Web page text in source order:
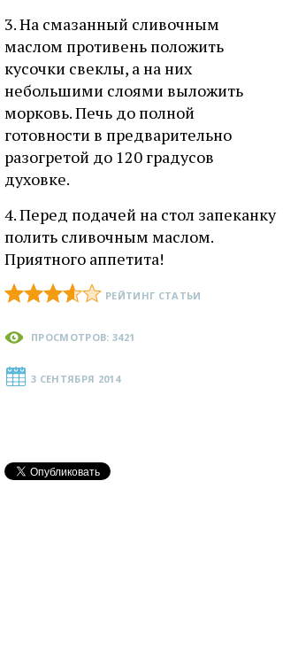
3. На смазанный сливочным
маслом противень положить
кусочки свеклы, а на них
небольшими слоями выложить
морковь. Печь до полной
готовности в предварительно
разогретой до 120 градусов
духовке.
4. Перед подачей на стол запеканку
полить сливочным маслом.
Приятного аппетита!
РЕЙТИНГ СТАТЬИ
ПРОСМОТРОВ: 3421
3 СЕНТЯБРЯ 2014